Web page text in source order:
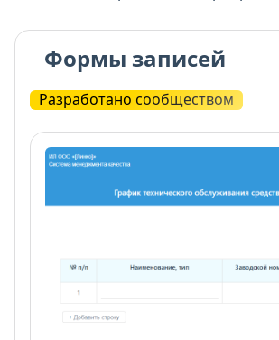
Формы записей
Разработано сообществом